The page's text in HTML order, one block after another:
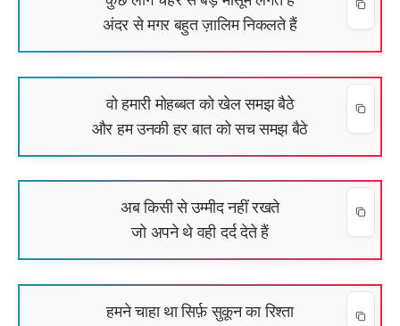
अंदर से मगर बहुत ज़ालिम निकलते हैं
वो हमारी मोहब्बत को खेल समझ बैठे
और हम उनकी हर बात को सच समझ बैठे
अब किसी से उम्मीद नहीं रखते
जो अपने थे वही दर्द देते हैं
हमने चाहा था सिर्फ़ सुकून का रिश्ता